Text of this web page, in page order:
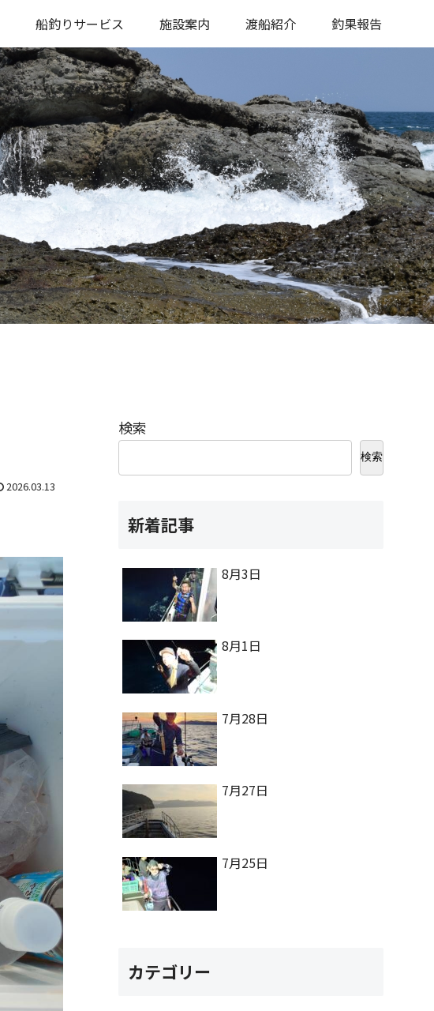
船釣りサービス 施設案内 渡船紹介 釣果報告
2026.03.13
検索
検索
新着記事
8月3日
8月1日
7月28日
7月27日
7月25日
カテゴリー